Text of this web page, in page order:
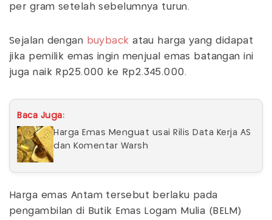
per gram setelah sebelumnya turun.
Sejalan dengan buyback atau harga yang didapat
jika pemilik emas ingin menjual emas batangan ini
juga naik Rp25.000 ke Rp2.345.000.
Baca Juga:
Harga Emas Menguat usai Rilis Data Kerja AS
dan Komentar Warsh
Harga emas Antam tersebut berlaku pada
pengambilan di Butik Emas Logam Mulia (BELM)